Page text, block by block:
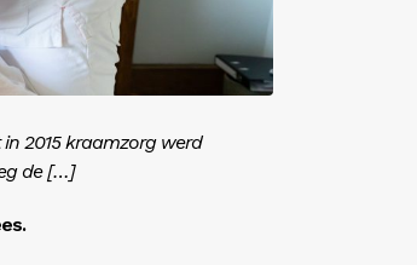
2015 kraamzorg werd
de […]